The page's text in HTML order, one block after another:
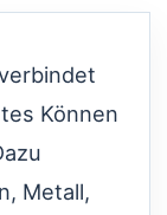
Können
Metall,